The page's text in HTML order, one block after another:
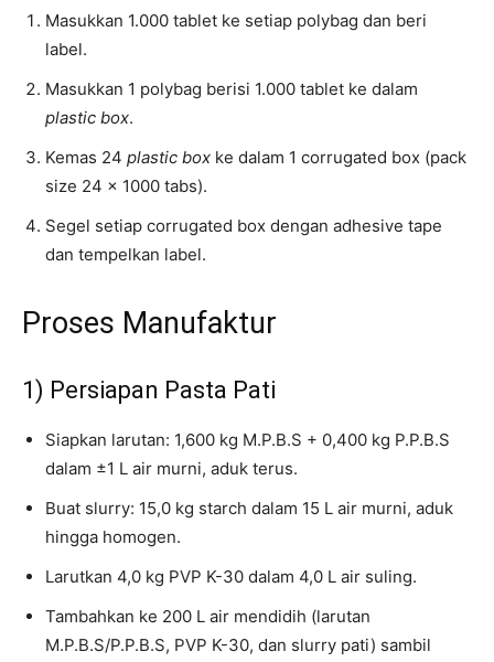
Masukkan 1.000 tablet ke setiap polybag dan beri
label.
Masukkan 1 polybag berisi 1.000 tablet ke dalam
plastic box.
Kemas 24 plastic box ke dalam 1 corrugated box (pack
size 24 × 1000 tabs).
Segel setiap corrugated box dengan adhesive tape
dan tempelkan label.
Proses Manufaktur
1) Persiapan Pasta Pati
Siapkan larutan: 1,600 kg M.P.B.S + 0,400 kg P.P.B.S
dalam ±1 L air murni, aduk terus.
Buat slurry: 15,0 kg starch dalam 15 L air murni, aduk
hingga homogen.
Larutkan 4,0 kg PVP K-30 dalam 4,0 L air suling.
Tambahkan ke 200 L air mendidih (larutan
M.P.B.S/P.P.B.S, PVP K-30, dan slurry pati) sambil